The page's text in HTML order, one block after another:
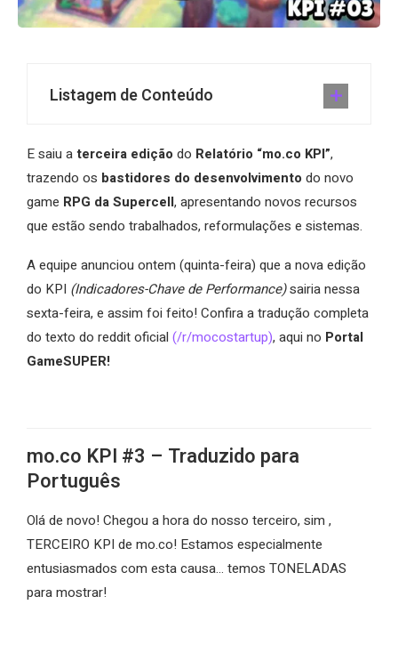
Listagem de Conteúdo
E saiu aterceira edição do Relatório “mo.co KPI”,
trazendo os bastidores do desenvolvimento do novo
game RPG da Supercell, apresentando novos recursos
que estão sendo trabalhados, reformulações e sistemas.
A equipe anunciou ontem (quinta-feira) que a nova edição
do KPI (Indicadores-Chave de Performance)sairia nessa
sexta-feira, e assim foi feito! Confira a tradução completa
do texto do reddit oficial (/r/mocostartup), aqui no Portal
GameSUPER!
mo.co KPI #3 – Traduzido para
Português
Olá de novo! Chegou a hora do nosso terceiro, sim ,
TERCEIRO KPI de mo.co! Estamos especialmente
entusiasmados com esta causa… temos TONELADAS
para mostrar!